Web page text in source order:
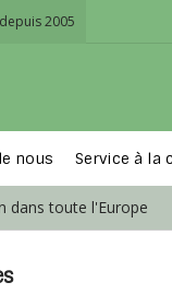
2005
nous Service à la
dans toute l'Europe